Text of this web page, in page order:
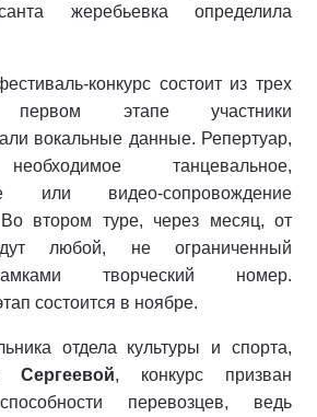
жеребьевка определила
конкурс состоит из трех
этапе участники
вокальные данные. Репертуар,
танцевальное,
или видео-сопровождение
втором туре, через месяц, от
любой, не ограниченный
творческий номер.
состоится в ноябре.
отдела культуры и спорта,
Сергеевой, конкурс призван
перевозцев, ведь